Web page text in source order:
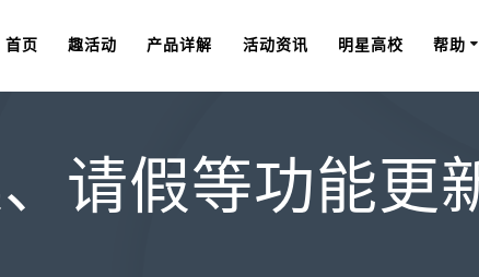
首页 趣活动 产品详解 活动资讯 明星高校 帮助
请假等功能更